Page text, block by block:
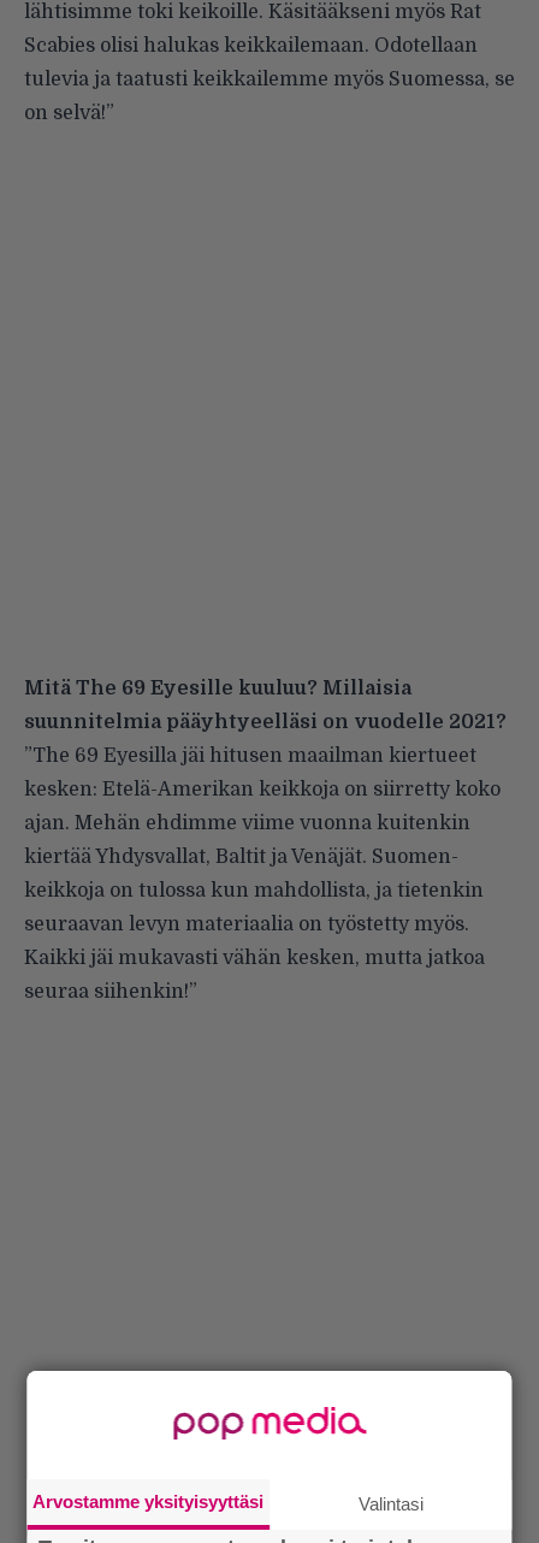
lähtisimme toki keikoille. Käsitääkseni myös Rat
Scabies olisi halukas keikkailemaan. Odotellaan
tulevia ja taatusti keikkailemme myös Suomessa, se
on selvä!”
Mitä The 69 Eyesille kuuluu? Millaisia
suunnitelmia pääyhtyeelläsi on vuodelle 2021?
”The 69 Eyesilla jäi hitusen maailman kiertueet
kesken: Etelä-Amerikan keikkoja on siirretty koko
ajan. Mehän ehdimme viime vuonna kuitenkin
kiertää Yhdysvallat, Baltit ja Venäjät. Suomen-
keikkoja on tulossa kun mahdollista, ja tietenkin
seuraavan levyn materiaalia on työstetty myös.
Kaikki jäi mukavasti vähän kesken, mutta jatkoa
seuraa siihenkin!”
Arvostamme yksityisyyttäsi Valintasi